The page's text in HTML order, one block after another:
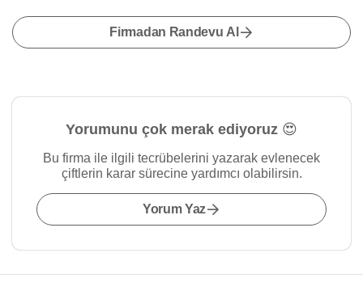
Firmadan Randevu Al
Yorumunu çok merak ediyoruz 😍
Bu firma ile ilgili tecrübelerini yazarak evlenecek
çiftlerin karar sürecine yardımcı olabilirsin.
Yorum Yaz